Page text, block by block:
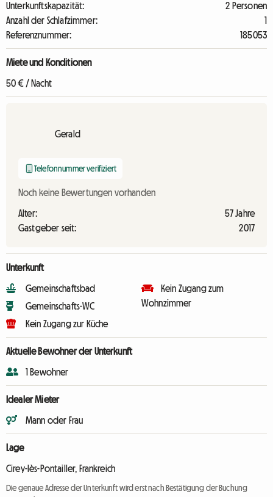
Unterkunftskapazität:
2 Personen
Anzahl der Schlafzimmer:
1
Referenznummer:
185053
Miete und Konditionen
50 € / Nacht
Gerald
Telefonnummer verifiziert
Noch keine Bewertungen vorhanden
Alter:
57 Jahre
Gastgeber seit:
2017
Unterkunft
Gemeinschaftsbad
Gemeinschafts-WC
Kein Zugang zur Küche
Kein Zugang zum
Wohnzimmer
Aktuelle Bewohner der Unterkunft
1 Bewohner
Idealer Mieter
Mann oder Frau
Lage
Cirey-lès-Pontailler, Frankreich
Die genaue Adresse der Unterkunft wird erst nach Bestätigung der Buchung